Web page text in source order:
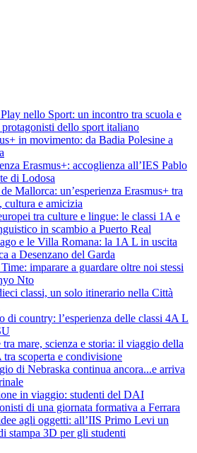
nello Sport: un incontro tra scuola e
protagonisti dello sport italiano
in movimento: da Badia Polesine a
Erasmus+: accoglienza all’IES Pablo
di Lodosa
Mallorca: un’esperienza Erasmus+ tra
cultura e amicizia
tra culture e lingue: le classi 1A e
in scambio a Puerto Real
e le Villa Romana: la 1A L in uscita
a Desenzano del Garda
imparare a guardare oltre noi stessi
Nto
classi, un solo itinerario nella Città
di country: l’esperienza delle classi 4A L
tra mare, scienza e storia: il viaggio della
tra scoperta e condivisione
di Nebraska continua ancora...e arriva
in viaggio: studenti del DAI
di una giornata formativa a Ferrara
agli oggetti: all’IIS Primo Levi un
stampa 3D per gli studenti